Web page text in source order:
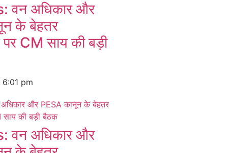
वन अधिकार और
के बेहतर
पर CM साय की बड़ी
6:01 pm
वन अधिकार और